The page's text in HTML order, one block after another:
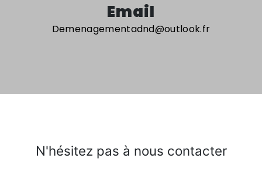
Email
demenagementadnd@outlook.fr
N'hésitez pas à nous contacter